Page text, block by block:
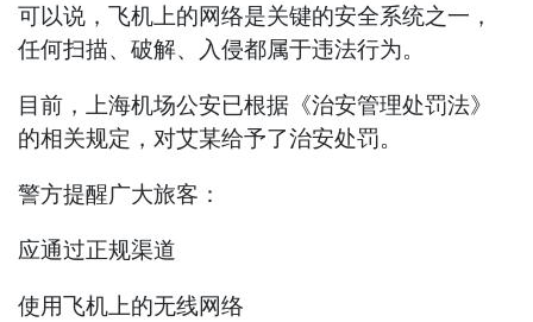
可以说，飞机上的网络是关键的安全系统之一，
任何扫描、破解、入侵都属于违法行为。
目前，上海机场公安已根据《治安管理处罚法》
的相关规定，对艾某给予了治安处罚。
警方提醒广大旅客：
应通过正规渠道
使用飞机上的无线网络